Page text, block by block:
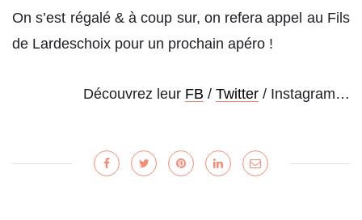
On s’est régalé & à coup sur, on refera appel au Fils
de Lardeschoix pour un prochain apéro !
Découvrez leur FB / Twitter / Instagram…